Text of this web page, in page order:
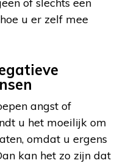
u er zelf mee
angst of
u het moeilijk om
omdat u ergens
kan het zo zijn dat